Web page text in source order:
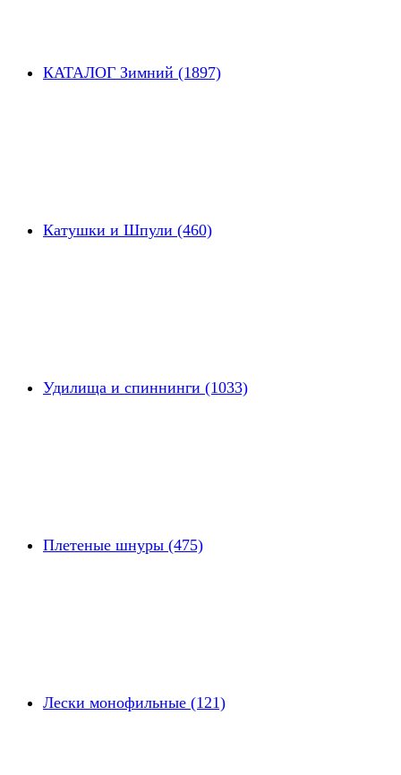
КАТАЛОГ Зимний (1897)
Катушки и Шпули (460)
Удилища и спиннинги (1033)
Плетеные шнуры (475)
Лески монофильные (121)